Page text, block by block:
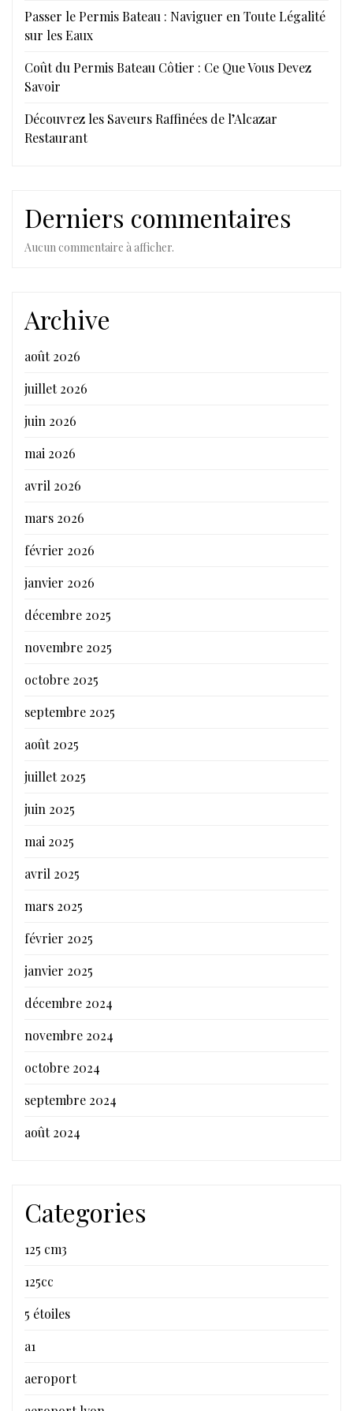
Passer le Permis Bateau : Naviguer en Toute Légalité
sur les Eaux
Coût du Permis Bateau Côtier : Ce Que Vous Devez
Savoir
Découvrez les Saveurs Raffinées de l’Alcazar
Restaurant
Derniers commentaires
Aucun commentaire à afficher.
Archive
août 2026
juillet 2026
juin 2026
mai 2026
avril 2026
mars 2026
février 2026
janvier 2026
décembre 2025
novembre 2025
octobre 2025
septembre 2025
août 2025
juillet 2025
juin 2025
mai 2025
avril 2025
mars 2025
février 2025
janvier 2025
décembre 2024
novembre 2024
octobre 2024
septembre 2024
août 2024
Categories
125 cm3
125cc
5 étoiles
a1
aeroport